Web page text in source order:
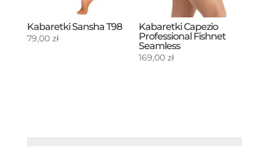
Kabaretki Sansha T98
79,00 zł
Kabaretki Capezio
Professional Fishnet
Seamless
169,00zł